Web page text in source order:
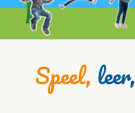
Speel, leer,